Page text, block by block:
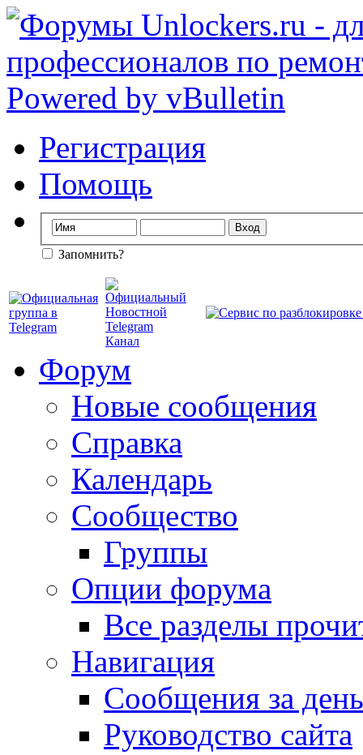
Регистрация
Помощь
Запомнить?
Форум
Новые сообщения
Справка
Календарь
Сообщество
Группы
Опции форума
Все разделы
Навигация
Сообщения за день
Руководство сайта